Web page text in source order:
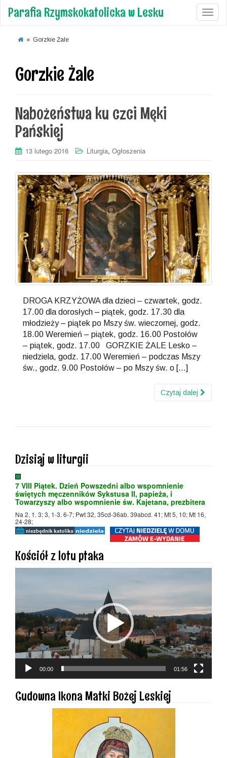
Parafia Rzymskokatolicka w Lesku
» Gorzkie Żale
Gorzkie Żale
Nabożeństwa ku czci Męki
Pańskiej
13 lutego 2016 Liturgia, Ogłoszenia
DROGA KRZYŻOWA dla dzieci – czwartek, godz.
17.00 dla dorosłych – piątek, godz. 17.30 dla
młodzieży – piątek po Mszy św. wieczornej, godz.
18.00 Weremień – piątek, godz. 16.00 Postołów
– piątek, godz. 17.00 GORZKIE ŻALE Lesko –
niedziela, godz. 17.00 Weremień – podczas Mszy
św., godz. 9.00 Postołów – po Mszy św. o […]
Czytaj dalej
Dzisiaj w liturgii
7 VIII Piątek. Dzień Powszedni albo wspomnienie
świętych męczenników Sykstusa II, papieża, i
Towarzyszy albo wspomnienie św. Kajetana, prezbitera
Na 2, 1. 3; 3, 1-3. 6-7; Pwt 32, 35cd-36ab. 39abcd. 41; Mt 5, 10; Mt 16,
24-28;
Kościół z lotu ptaka
00:00 01:56
Cudowna Ikona Matki Bożej Leskiej